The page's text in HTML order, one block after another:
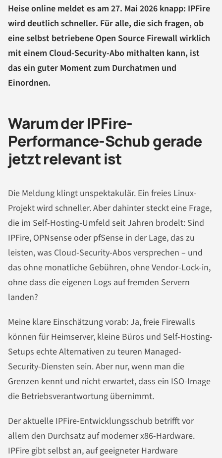
Heise online meldet es am 27. Mai 2026 knapp: IPFire
wird deutlich schneller. Für alle, die sich fragen, ob
eine selbst betriebene Open Source Firewall wirklich
mit einem Cloud-Security-Abo mithalten kann, ist
das ein guter Moment zum Durchatmen und
Einordnen.
Warum der IPFire-
Performance-Schub gerade
jetzt relevant ist
Die Meldung klingt unspektakulär. Ein freies Linux-
Projekt wird schneller. Aber dahinter steckt eine Frage,
die im Self-Hosting-Umfeld seit Jahren brodelt: Sind
IPFire, OPNsense oder pfSense in der Lage, das zu
leisten, was Cloud-Security-Abos versprechen – und
das ohne monatliche Gebühren, ohne Vendor-Lock-in,
ohne dass die eigenen Logs auf fremden Servern
landen?
Meine klare Einschätzung vorab: Ja, freie Firewalls
können für Heimserver, kleine Büros und Self-Hosting-
Setups echte Alternativen zu teuren Managed-
Security-Diensten sein. Aber nur, wenn man die
Grenzen kennt und nicht erwartet, dass ein ISO-Image
die Betriebsverantwortung übernimmt.
Der aktuelle IPFire-Entwicklungsschub betrifft vor
allem den Durchsatz auf moderner x86-Hardware.
IPFire gibt selbst an, auf geeigneter Hardware